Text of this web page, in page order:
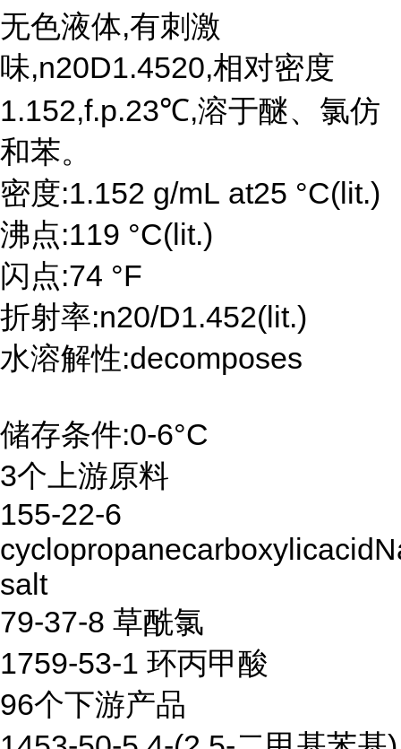
无色液体,有刺激
味,n20D1.4520,相对密度
1.152,f.p.23℃,溶于醚、氯仿
和苯。
密度:1.152 g/mL at25 °C(lit.)
沸点:119 °C(lit.)
闪点:74 °F
折射率:n20/D1.452(lit.)
水溶解性:decomposes
储存条件:0-6°C
3个上游原料
155-22-6
salt
79-37-8 草酰氯
1759-53-1 环丙甲酸
96个下游产品